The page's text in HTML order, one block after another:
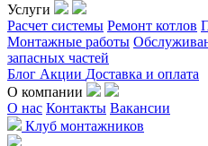
Услуги
Расчет системы Ремонт котлов
Монтажные работы
запасных частей
Блог Акции Доставка и оплата
О компании
О нас Контакты Вакансии
Клуб монтажников